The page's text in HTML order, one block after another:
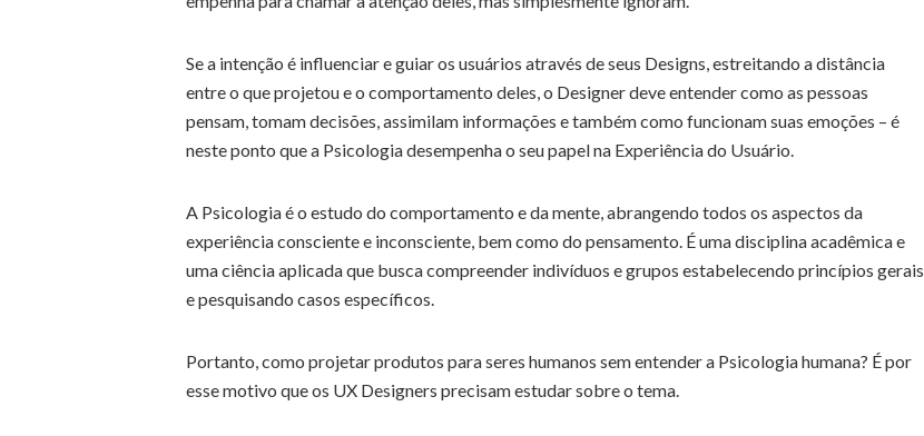
Se a intenção é influenciar e guiar os usuários através de seus Designs, estreitando a distância
entre o que projetou e o comportamento deles, o Designer deve entender como as pessoas
pensam, tomam decisões, assimilam informações e também como funcionam suas emoções – é
neste ponto que a Psicologia desempenha o seu papel na Experiência do Usuário.
A Psicologia é o estudo do comportamento e da mente, abrangendo todos os aspectos da
experiência consciente e inconsciente, bem como do pensamento. É uma disciplina acadêmica e
uma ciência aplicada que busca compreender indivíduos e grupos estabelecendo princípios gerais
e pesquisando casos específicos.
Portanto, como projetar produtos para seres humanos sem entender a Psicologia humana? É por
esse motivo que os UX Designers precisam estudar sobre o tema.